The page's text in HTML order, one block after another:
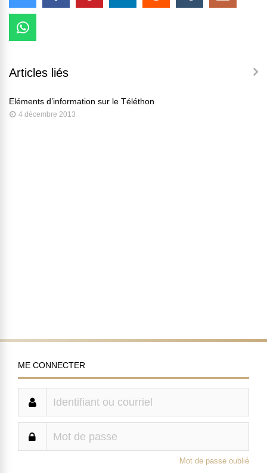
Articles liés
Eléments d’information sur le Téléthon
4 décembre 2013
ME CONNECTER
Mot de passe oublié